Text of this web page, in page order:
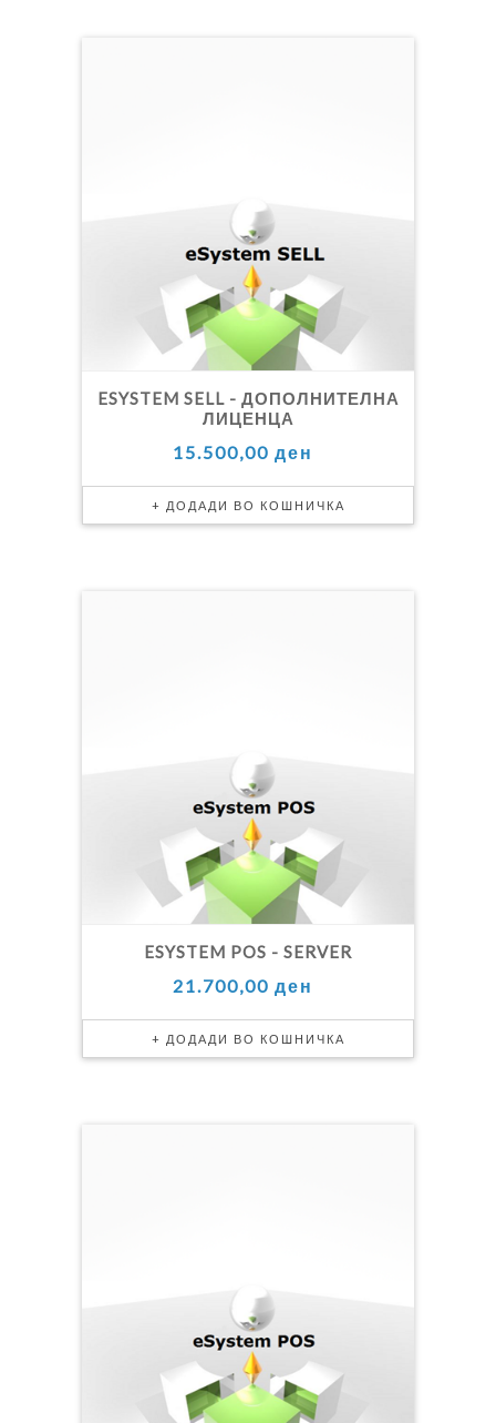
ESYSTEM SELL - ДОПОЛНИТЕЛНА
ЛИЦЕНЦА
15.500,00 ден
ESYSTEM POS - SERVER
21.700,00 ден